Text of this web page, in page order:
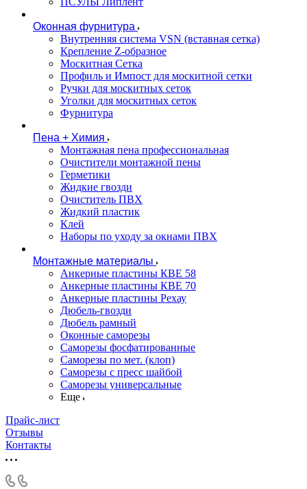
Оконная фурнитура
Внутренняя система VSN (вставная сетка)
Крепление Z-образное
Москитная Сетка
Профиль и Импост для москитной сетки
Ручки для москитных сеток
Уголки для москитных сеток
Фурнитура
Пена + Химия
Монтажная пена профессиональная
Очистители монтажной пены
Герметики
Жидкие гвозди
Очиститель ПВХ
Жидкий пластик
Клей
Наборы по уходу за окнами ПВХ
Монтажные материалы
Анкерные пластины КВЕ 58
Анкерные пластины КВЕ 70
Анкерные пластины Рехау
Дюбель-гвозди
Дюбель рамный
Оконные саморезы
Саморезы фосфатированные
Саморезы по мет. (клоп)
Саморезы с пресс шайбой
Саморезы универсальные
Еще
Прайс-лист
Отзывы
Контакты